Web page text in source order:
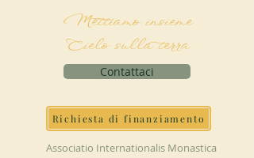
Mettiamo insieme
Cielo sulla terra
Contattaci
Richiesta di finanziamento
Associatio Internationalis Monastica